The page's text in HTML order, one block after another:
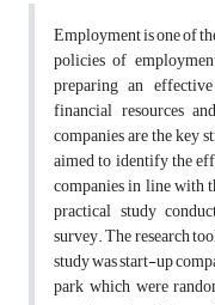
Employment is one of
policies of
preparing an
financial resources
companies are the key
aimed to identify the
companies in line with
practical study
survey. The research
study was start-up
park which were